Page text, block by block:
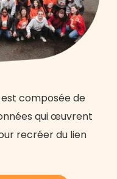
composée de
qui œuvrent
recréer du lien